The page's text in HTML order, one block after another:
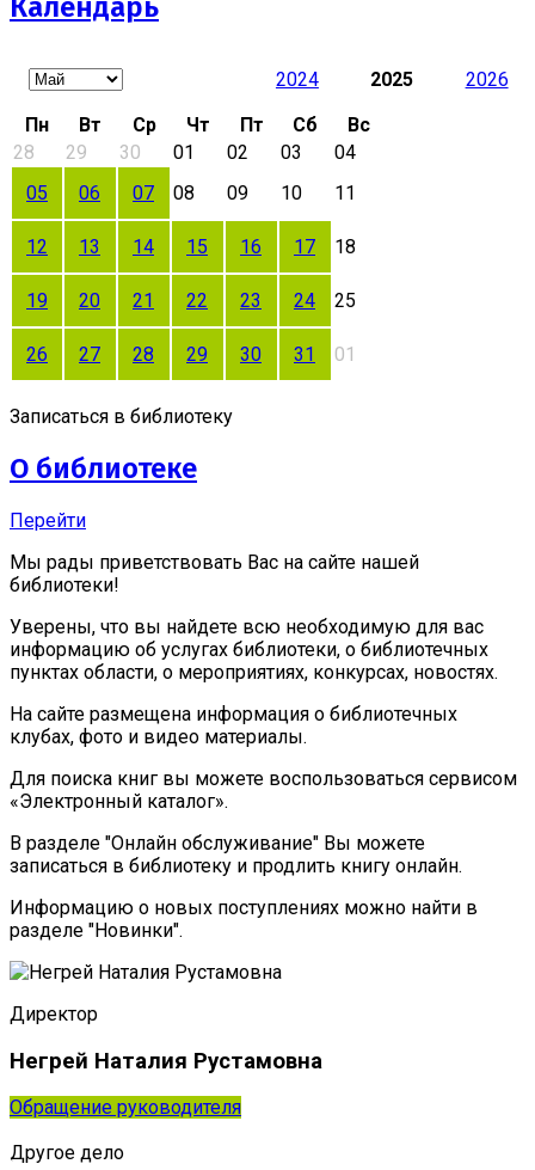
Календарь
2024 2025 2026
Пн Вт Ср Чт Пт Сб
Вс
28
29 30 01 02 03
04
05
06 07 08 09 10 11
12 13 14 15 16 17 18
19 20 21 22 23 24 25
26 27 28 29 30 31 01
Записаться в библиотеку
О библиотеке
Перейти
Мы рады приветствовать Вас на сайте нашей
библиотеки!
Уверены, что вы найдете всю необходимую для вас
информацию об услугах библиотеки, о библиотечных
пунктах области, о мероприятиях, конкурсах, новостях.
На сайте размещена информация о библиотечных
клубах, фото и видео материалы.
Для поиска книг вы можете воспользоваться сервисом
«Электронный каталог».
В разделе "Онлайн обслуживание" Вы можете
записаться в библиотеку и продлить книгу онлайн.
Информацию о новых поступлениях можно найти в
разделе "Новинки".
Директор
Негрей Наталия Рустамовна
Обращение руководителя
Другое дело